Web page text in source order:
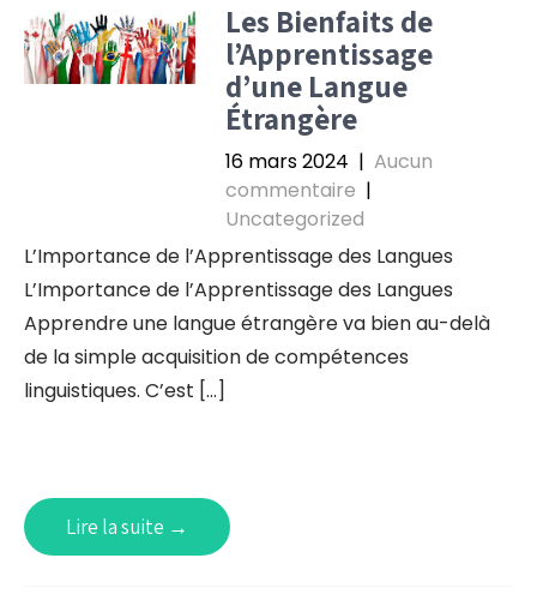
Les Bienfaits de
l’Apprentissage
d’une Langue
Étrangère
16 mars 2024 | Aucun
commentaire |
Uncategorized
L’Importance de l’Apprentissage des Langues
L’Importance de l’Apprentissage des Langues
Apprendre une langue étrangère va bien au-delà
de la simple acquisition de compétences
linguistiques. C’est […]
Lire la suite →